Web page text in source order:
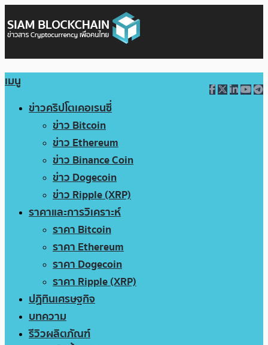
เมนู
ข่าวคริปโตเคอเรนซี่
ข่าว Bitcoin
ข่าว Ethereum
ข่าว Binance Coin
ข่าว Dogecoin
ข่าว Ripple (XRP)
ราคาและการวิเคราะห์
ราคา Bitcoin
ราคา Ethereum
ราคา Dogecoin
ราคา Ripple (XRP)
ปฏิทินเศรษฐกิจ
บทความ
รีวิวผลิตภัณฑ์